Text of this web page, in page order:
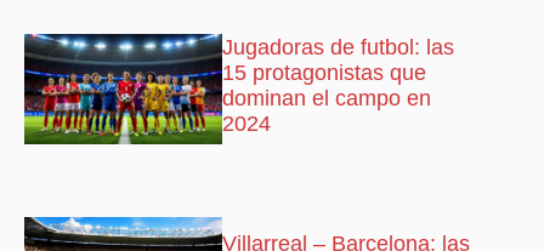
Jugadoras de futbol: las
15 protagonistas que
dominan el campo en
2024
Villarreal – Barcelona: las